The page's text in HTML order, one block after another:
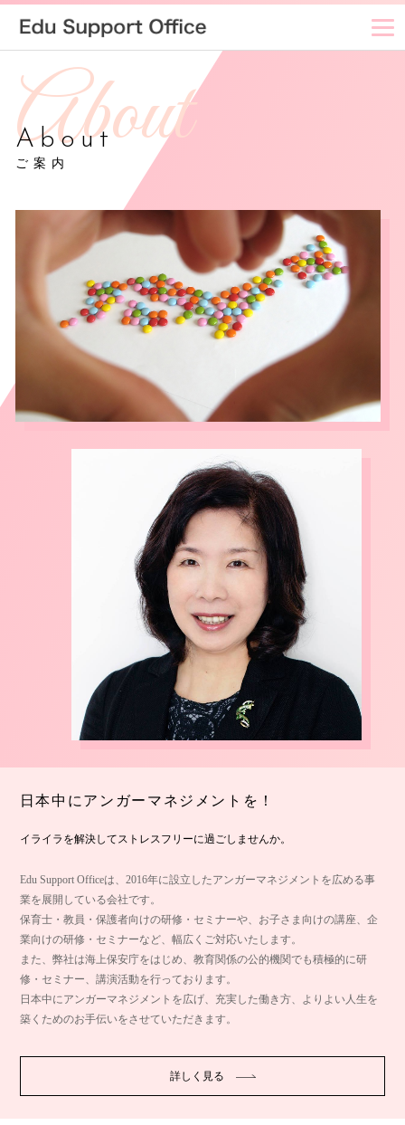
About
ご案内
日本中にアンガーマネジメントを！
イライラを解決してストレスフリーに過ごしませんか。
Edu Support Officeは、2016年に設立したアンガーマネジメントを広める事
業を展開している会社です。
保育士・教員・保護者向けの研修・セミナーや、お子さま向けの講座、企
業向けの研修・セミナーなど、幅広くご対応いたします。
また、弊社は海上保安庁をはじめ、教育関係の公的機関でも積極的に研
修・セミナー、講演活動を行っております。
日本中にアンガーマネジメントを広げ、充実した働き方、よりよい人生を
築くためのお手伝いをさせていただきます。
詳しく見る